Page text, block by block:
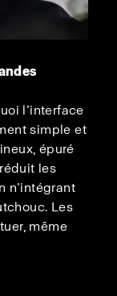
l’interface
simple et
épuré
les
n’intégrant
Les
même